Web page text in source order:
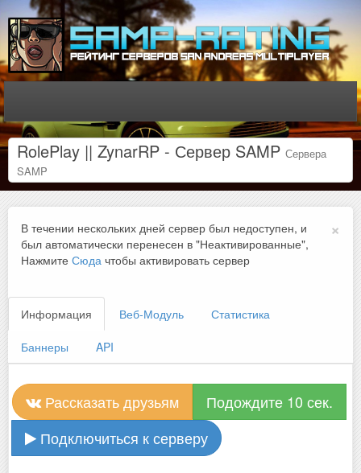
RolePlay || ZynarRP - Сервер SAMP Сервера
SAMP
×
В течении нескольких дней сервер был недоступен, и
был автоматически перенесен в "Неактивированные",
Нажмите Сюда чтобы активировать сервер
Информация Веб-Модуль Статистика
Баннеры API
Рассказать друзьям
Подождите 10 сек.
Подключиться к серверу